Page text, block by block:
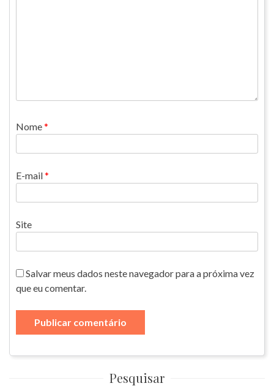
Nome*
E-mail*
Site
Salvar meus dados neste navegador para a próxima vez
que eu comentar.
Pesquisar